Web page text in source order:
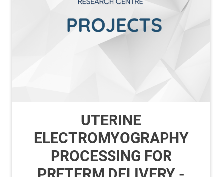
UTERINE
ELECTROMYOGRAPHY
PROCESSING FOR